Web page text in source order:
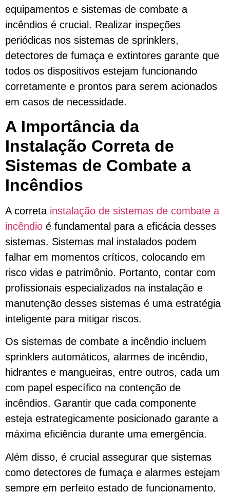
equipamentos e sistemas de combate a
incêndios é crucial. Realizar inspeções
periódicas nos sistemas de sprinklers,
detectores de fumaça e extintores garante que
todos os dispositivos estejam funcionando
corretamente e prontos para serem acionados
em casos de necessidade.
A Importância da
Instalação Correta de
Sistemas de Combate a
Incêndios
A correta instalação de sistemas de combate a
incêndio é fundamental para a eficácia desses
sistemas. Sistemas mal instalados podem
falhar em momentos críticos, colocando em
risco vidas e patrimônio. Portanto, contar com
profissionais especializados na instalação e
manutenção desses sistemas é uma estratégia
inteligente para mitigar riscos.
Os sistemas de combate a incêndio incluem
sprinklers automáticos, alarmes de incêndio,
hidrantes e mangueiras, entre outros, cada um
com papel específico na contenção de
incêndios. Garantir que cada componente
esteja estrategicamente posicionado garante a
máxima eficiência durante uma emergência.
Além disso, é crucial assegurar que sistemas
como detectores de fumaça e alarmes estejam
sempre em perfeito estado de funcionamento,